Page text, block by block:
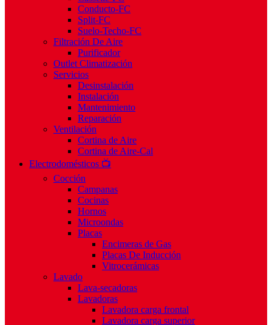
Conducto-FC
Split-FC
Suelo-Techo-FC
Filtración De Aire
Purificador
Outlet Climatización
Servicios
Desinstalación
Instalación
Mantenimiento
Reparación
Ventilación
Cortina de Aire
Cortina de Aire-Cal
Electrodomésticos 📺
Cocción
Campanas
Cocinas
Hornos
Microondas
Placas
Encimeras de Gas
Placas De Inducción
Vitrocerámicas
Lavado
Lava-secadoras
Lavadoras
Lavadora carga frontal
Lavadora carga superior